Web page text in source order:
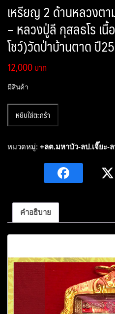
เหรียญ 2 ด้านหลวงต
– หลวงปู่ลี กุสลธโร เนื้
โชว์)วัดป่าบ้านตาด ปี
12,000
มีสินค้า
เหรียญ
ด้าน
ญาณ
โน
หลวง
ปู่
ลี
กุ
สลธ
หยิบใส่ตะกร้า
หมวดหมู่: +ลต.มหาบัว-ลป.เจี๊ยะ-
คำอธิบาย